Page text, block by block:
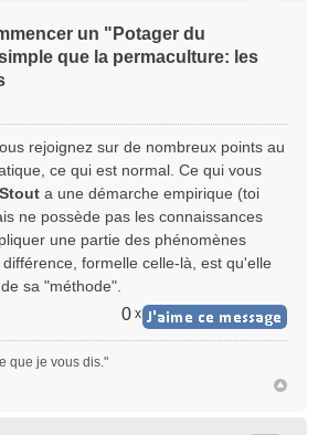
un "Potager du
que la permaculture: les
rejoignez sur de nombreux points au
ce qui est normal. Ce qui vous
a une démarche empirique (toi
ne possède pas les connaissances
une partie des phénomènes
formelle celle-là, est qu'elle
sa "méthode".
0 x
que je vous dis."